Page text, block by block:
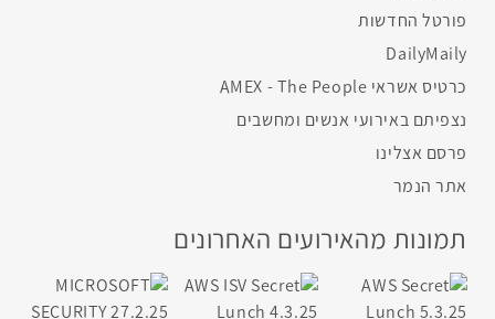
פורטל החדשות
DailyMaily
כרטיס אשראי AMEX - The People
נצפיתם באירועי אנשים ומחשבים
פרסם אצלינו
אתר הנמר
תמונות מהאירועים האחרונים